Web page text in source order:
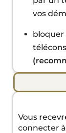
vos
bloquer
Vous
connecter